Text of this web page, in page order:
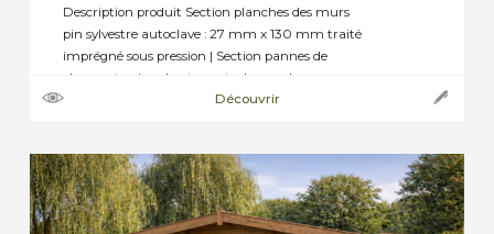
Description produit Section planches des murs
pin sylvestre autoclave : 27 mm x 130 mm traité
imprégné sous pression | Section pannes de
charpente pin sylvestre autoclave : selon
dimensions de 45 mm x 70 mm, ou 45 mm x
Découvrir